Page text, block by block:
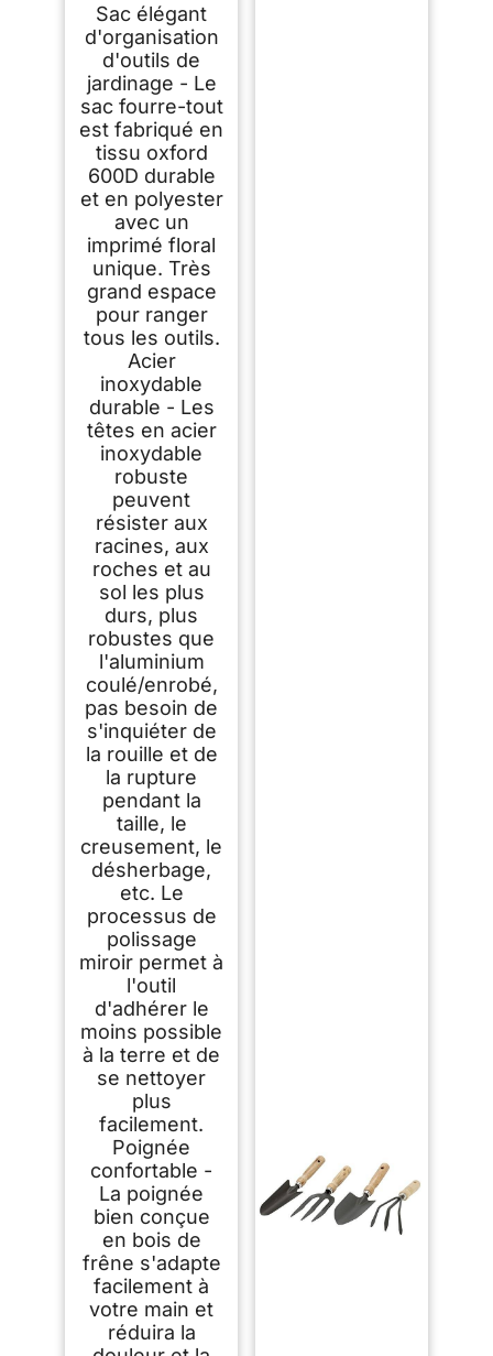
en Acier Inoxydable
à Usage intensif
avec poignée en
Bois antidérapante -
Cadeaux pour Les
Femmes et Les
Hommes, Vert
Sac élégant
d'organisation
d'outils de
jardinage - Le
sac fourre-tout
est fabriqué en
tissu oxford
600D durable
et en polyester
avec un
imprimé floral
unique. Très
grand espace
pour ranger
tous les outils.
Acier
inoxydable
durable - Les
têtes en acier
inoxydable
robuste
peuvent
résister aux
racines, aux
roches et au
sol les plus
durs, plus
robustes que
l'aluminium
coulé/enrobé,
pas besoin de
s'inquiéter de
la rouille et de
la rupture
pendant la
taille, le
creusement, le
désherbage,
etc. Le
processus de
polissage
miroir permet à
l'outil
d'adhérer le
moins possible
à la terre et de
se nettoyer
plus
facilement.
Poignée
confortable -
La poignée
bien conçue
en bois de
frêne s'adapte
facilement à
votre main et
réduira la